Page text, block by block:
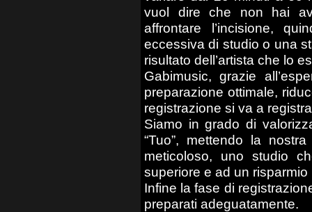
vuol dire che non hai
affrontare l’incisione,
eccessiva di studio o una
risultato dell’artista che lo
Gabimusic, grazie
preparazione ottimale,
registrazione si va a
Siamo in grado di
“Tuo”, mettendo la
meticoloso, uno studio
superiore e ad un risparmio
Infine la fase di
preparati adeguatamente.